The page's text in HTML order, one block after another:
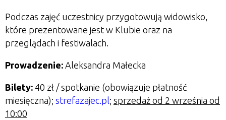
Podczas zajęć uczestnicy przygotowują widowisko,
które prezentowane jest w Klubie oraz na
przeglądach i festiwalach.
Prowadzenie: Aleksandra Małecka
Bilety: 40 zł / spotkanie (obowiązuje płatność
miesięczna); strefazajec.pl; sprzedaż od 2 września od
10:00